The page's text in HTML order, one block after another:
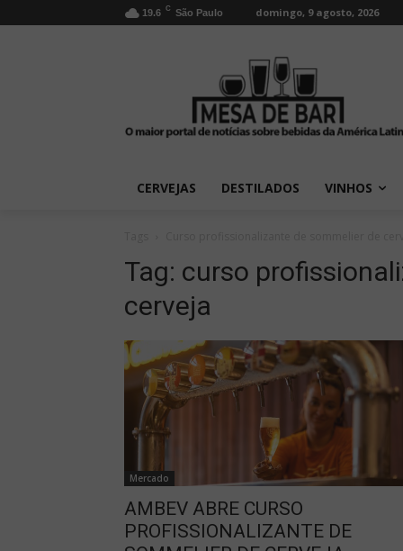
19.6 C São Paulo domingo, 9 agosto, 2026
CERVEJAS DESTILADOS VINHOS
Tag: curso
cerveja
Mercado
AMBEV ABRE CURSO
PROFISSIONALIZANTE DE